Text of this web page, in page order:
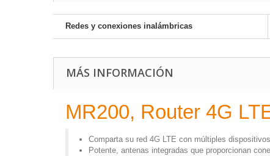
Redes y conexiones inalámbricas
MÁS INFORMACIÓN
MR200, Router 4G
Comparta su red 4G LTE con múltiples
Potente, antenas integradas que proporcionan